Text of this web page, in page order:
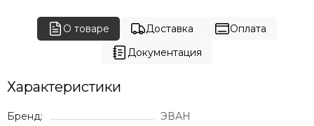
О товаре Доставка
Оплата
Документация
Характеристики
Бренд:
ЭВАН